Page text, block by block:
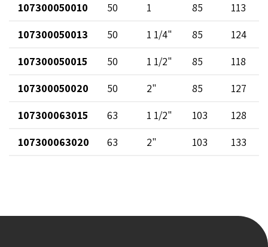
107300050010
50 1 85
113
107300050013
50 1 1/4" 85
124
107300050015
50 1 1/2" 85
118
107300050020
50 2" 85
127
107300063015
63 1 1/2" 103
128
107300063020
63 2" 103 133